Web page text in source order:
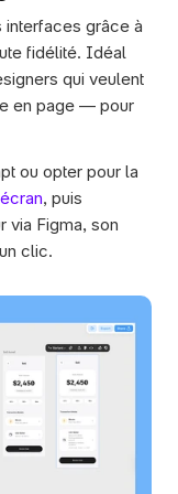
grâce à
fidélité. Idéal
qui veulent
en page — pour
, puis
via Figma, son
clic.